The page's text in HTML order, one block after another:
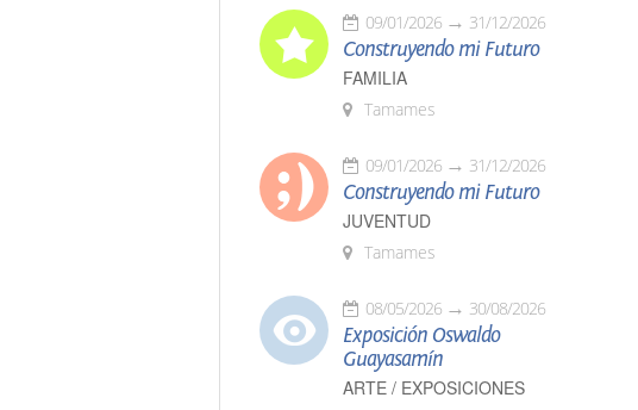
09/01/2026 31/12/2026
Construyendo mi Futuro
FAMILIA
Tamames
09/01/2026 31/12/2026
Construyendo mi Futuro
JUVENTUD
Tamames
08/05/2026 30/08/2026
Exposición Oswaldo
Guayasamín
ARTE / EXPOSICIONES